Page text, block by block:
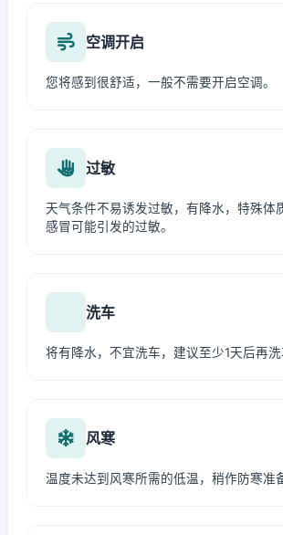
空调开启
您将感到很舒适，一般不需要开启空调。
过敏
天气条件不易诱发过敏，有降水，特殊体
感冒可能引发的过敏。
洗车
将有降水，不宜洗车，建议至少1天后再洗
风寒
温度未达到风寒所需的低温，稍作防寒准